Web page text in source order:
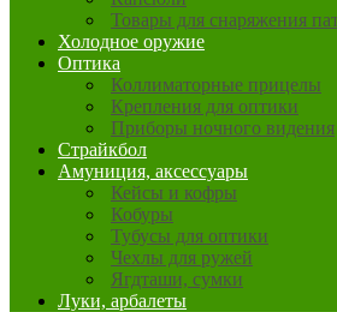
Товары для снаряжения
Холодное оружие
Оптика
Коллиматорные прицелы
Крепления для оптики
Приборы ночного видения
Страйкбол
Амуниция, аксессуары
Кейсы и кофры
Кобуры
Тубусы для оптики
Чехлы для ружей
Ягдташи, сумки
Луки, арбалеты